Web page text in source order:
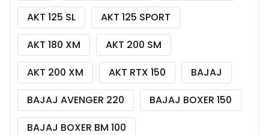
AKT 125 SL
AKT 125 SPORT
AKT 180 XM
AKT 200 SM
AKT 200 XM
AKT RTX 150
BAJAJ
BAJAJ AVENGER 220
BAJAJ BOXER 150
BAJAJ BOXER BM 100